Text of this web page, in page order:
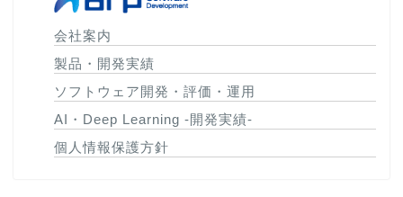
会社案内
製品・開発実績
ソフトウェア開発・評価・運用
AI・Deep Learning -開発実績-
個人情報保護方針